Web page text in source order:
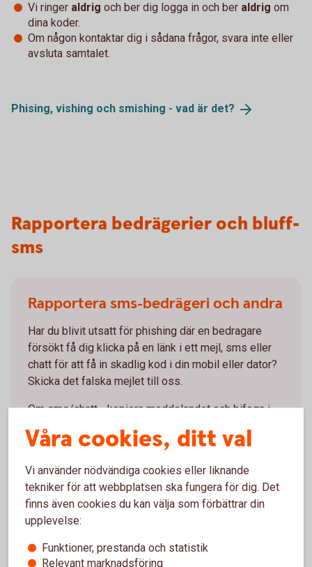
Vi ringer aldrig och ber dig logga in och ber aldrig om
dina koder.
Om någon kontaktar dig i sådana frågor, svara inte eller
avsluta samtalet.
Phising, vishing och smishing - vad är det?
Rapportera bedrägerier och bluff-
sms
Rapportera sms-bedrägeri och andra
Har du blivit utsatt för phishing där en bedragare
försökt få dig klicka på en länk i ett mejl, sms eller
chatt för att få in skadlig kod i din mobil eller dator?
Skicka det falska mejlet till oss.
Om sms/chatt - kopiera meddelandet och bifoga i
mejlet.
Om du fått ett bluff-sms
Våra cookies, ditt val
Vi använder nödvändiga cookies eller liknande
tekniker för att webbplatsen ska fungera för dig. Det
finns även cookies du kan välja som förbättrar din
upplevelse:
Funktioner, prestanda och statistik
Relevant marknadsföring